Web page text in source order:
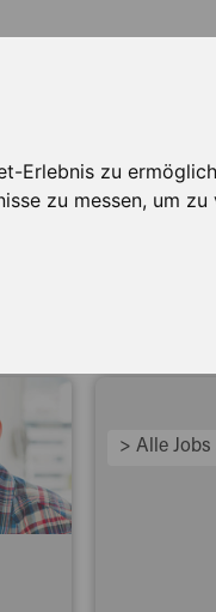
Erlebnis zu
zu messen, um
> Alle Jobs